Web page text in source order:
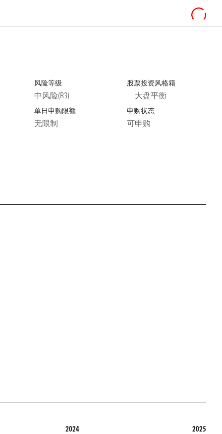
风险等级
中风险(R3)
股票投资风格箱
大盘平衡
单日申购限额
无限制
申购状态
可申购
2024
2025